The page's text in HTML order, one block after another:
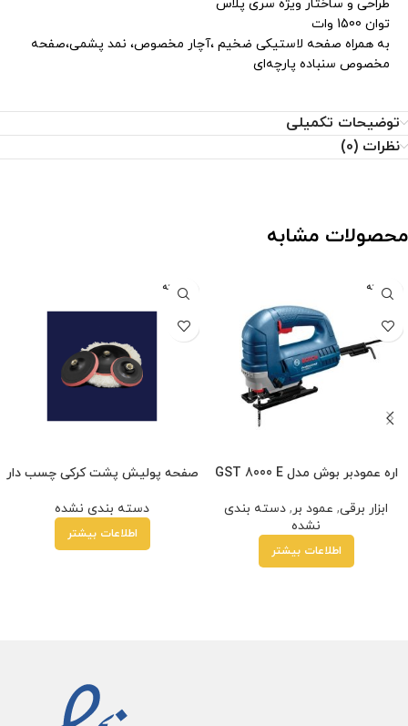
طراحی و ساختار ویژه سری پلاس
توان 1500 وات
به همراه صفحه لاستیکی ضخیم ،آچار مخصوص، نمد پشمی،صفحه
مخصوص سنباده پارچه‌ای
توضیحات تکمیلی
نظرات (0)
محصولات مشابه
فروخته
شده
اره عمودبر بوش مدل GST 8000 E
ابزار برقی, عمود بر, دسته بندی
نشده
اطلاعات بیشتر
فروخته
شده
صفحه پولیش پشت کرکی چسب دار
دسته بندی نشده
اطلاعات بیشتر